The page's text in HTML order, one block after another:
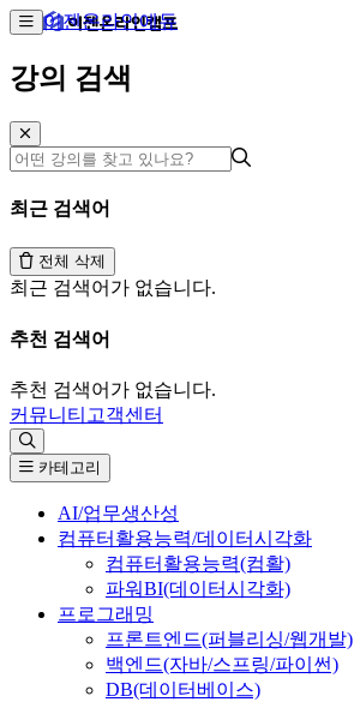
이젠온라인에듀
강의 검색
최근 검색어
전체 삭제
최근 검색어가 없습니다.
추천 검색어
추천 검색어가 없습니다.
커뮤니티 고객센터
카테고리
AI/업무생산성
컴퓨터활용능력/데이터시각화
컴퓨터활용능력(컴활)
파워BI(데이터시각화)
프로그래밍
프론트엔드(퍼블리싱/웹개발)
백엔드(자바/스프링/파이썬)
DB(데이터베이스)